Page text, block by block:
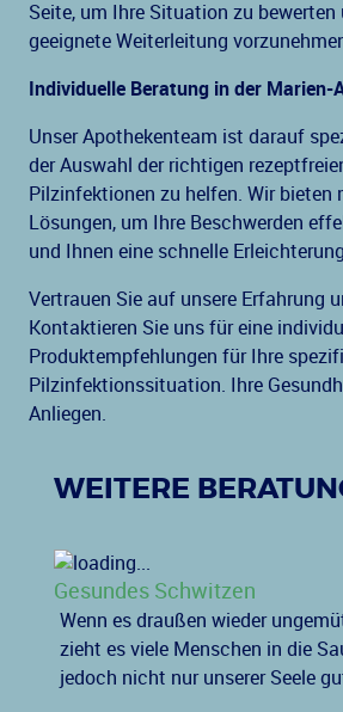
Seite, um Ihre Situation zu bewerten
geeignete Weiterleitung
Individuelle Beratung in der Marien-
Unser Apothekenteam ist darauf
der Auswahl der richtigen
Pilzinfektionen zu helfen. Wir bieten
Lösungen, um Ihre Beschwerden
und Ihnen eine schnelle
Vertrauen Sie auf unsere Erfahrung
Kontaktieren Sie uns für eine
Produktempfehlungen für Ihre
Pilzinfektionssituation. Ihre
Anliegen.
WEITERE
Gesundes Schwitzen
Wenn es draußen wieder
zieht es viele Menschen in die
jedoch nicht nur unserer Seele